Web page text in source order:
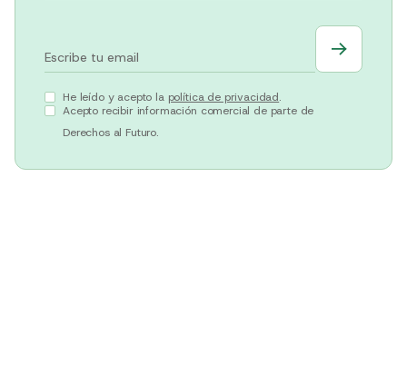
He leído y acepto la política de privacidad.
Acepto recibir información comercial de parte de
Derechos al Futuro.